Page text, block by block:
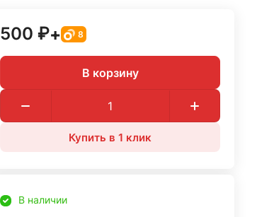
500 ₽+ 8
В корзину
Купить в 1 клик
В наличии